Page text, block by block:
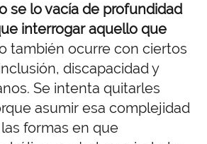
se lo vacía de profundidad
interrogar aquello que
también ocurre con ciertos
discapacidad y
Se intenta quitarles
asumir esa complejidad
formas en que